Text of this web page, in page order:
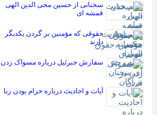
سخنانی از حسین محی الدین الهی
قمشه ای
حقوقی که مؤمنین بر گردن یکدیگر
دارند
سفارش جبرئيل درباره مسواک زدن
آیات و احادیث درباره حرام بودن زنا